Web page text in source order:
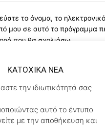
το όνομα, το
μου σε αυτό το πρόγραμμα
που θα σχολιάσω.
αυτό το έντυπο
και χειρισμό των
του ορους
KATOXIKA NEA
την ιδιωτικότητά σας
αυτό το έντυπο
με την αποθήκευση και